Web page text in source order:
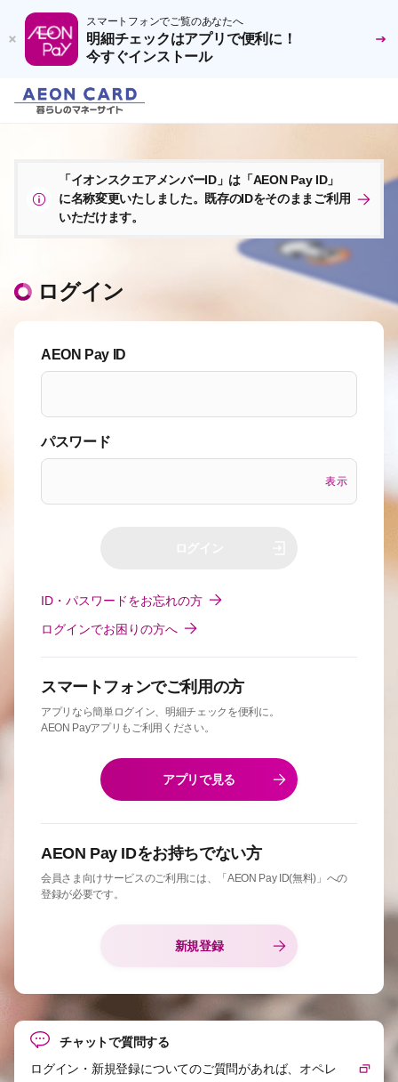
スマートフォンでご覧のあなたへ
明細チェックはアプリで便利に！
今すぐインストール
「イオンスクエアメンバーID」は「AEON Pay ID」
に名称変更いたしました。既存のIDをそのままご利用
いただけます。
ログイン
AEON Pay ID
パスワード
表示
ID・パスワードをお忘れの方
ログインでお困りの方へ
スマートフォンでご利用の方
アプリなら簡単ログイン、明細チェックを便利に。
AEON Payアプリもご利用ください。
アプリで見る
AEON Pay IDをお持ちでない方
会員さま向けサービスのご利用には、「AEON Pay ID(無料)」への
登録が必要です。
新規登録
チャットで質問する
ログイン・新規登録についてのご質問があれば、オペレ